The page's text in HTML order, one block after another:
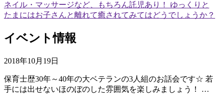
ネイル・マッサージなど、もちろん託児あり！ ゆっくりと
たまにはお子さんと離れて癒されてみてはどうでしょうか？
イベント情報
2018年10月19日
保育士歴30年～40年の大ベテランの3人組のお話会です☆ 若
手には出せないほのぼのした雰囲気を楽しみましょう！ …